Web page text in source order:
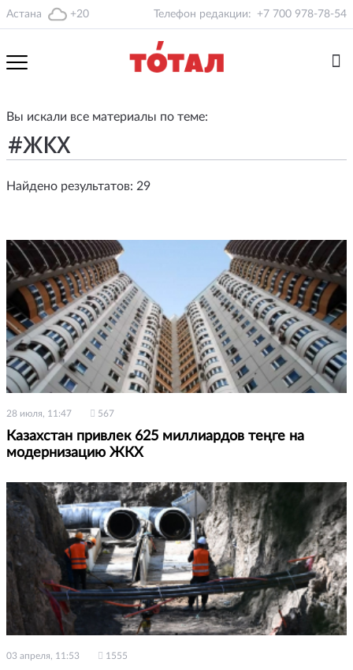
Астана +20 Телефон редакции: +7 700 978-78-54
Вы искали все материалы по теме:
Найдено результатов: 29
28 июля, 11:47 567
Казахстан привлек 625 миллиардов теңге на
модернизацию ЖКХ
03 апреля, 11:53 1555